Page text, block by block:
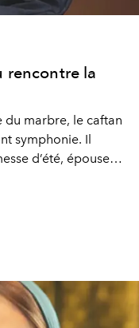
rencontre la
du marbre, le caftan
symphonie. Il
d’été, épouse la
ce décor sculpté
en